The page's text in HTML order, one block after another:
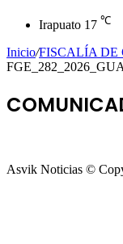
Irapuato 17 ℃
Inicio/FISCALÍA DE
Asvik Noticias ©